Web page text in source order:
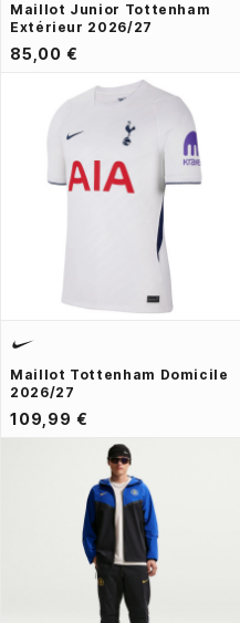
Maillot Junior Tottenham
Extérieur 2026/27
85,00 €
Maillot Tottenham Domicile
2026/27
109,99 €